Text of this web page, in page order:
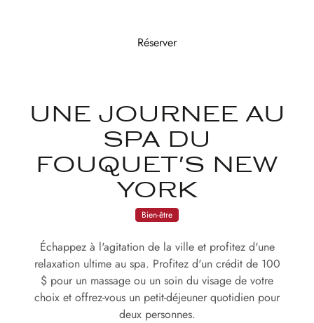
Réserver
UNE JOURNÉE AU
SPA DU
FOUQUET'S NEW
YORK
Bien-être
Échappez à l'agitation de la ville et profitez d'une
relaxation ultime au spa. Profitez d'un crédit de 100
$ pour un massage ou un soin du visage de votre
choix et offrez-vous un petit-déjeuner quotidien pour
deux personnes.